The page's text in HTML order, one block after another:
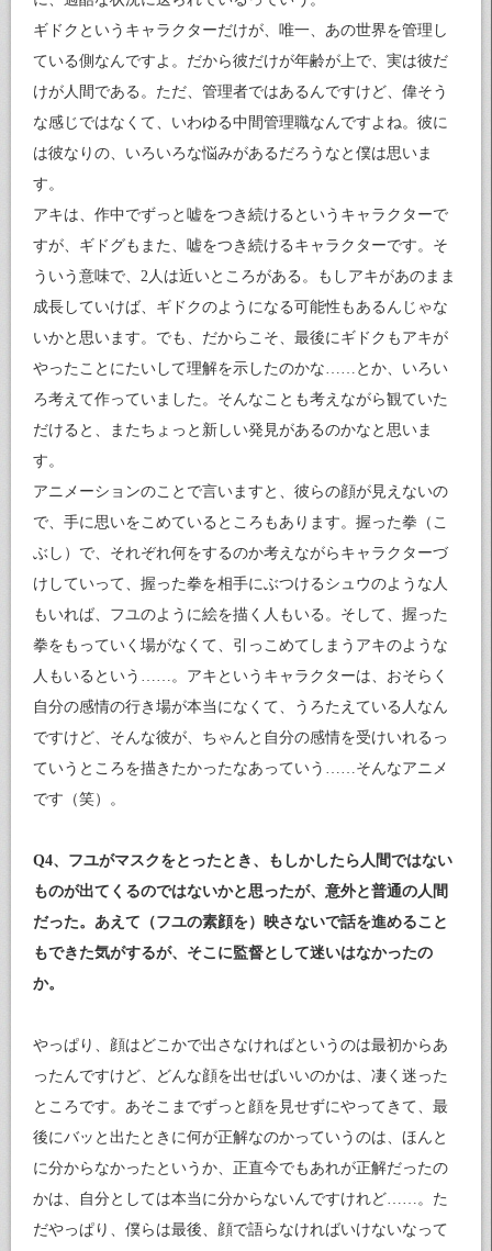
ギドクというキャラクターだけが、唯一、あの世界を管理し
ている側なんですよ。だから彼だけが年齢が上で、実は彼だ
けが人間である。ただ、管理者ではあるんですけど、偉そう
な感じではなくて、いわゆる中間管理職なんですよね。彼に
は彼なりの、いろいろな悩みがあるだろうなと僕は思いま
す。
アキは、作中でずっと嘘をつき続けるというキャラクターで
すが、ギドグもまた、嘘をつき続けるキャラクターです。そ
ういう意味で、2人は近いところがある。もしアキがあのまま
成長していけば、ギドクのようになる可能性もあるんじゃな
いかと思います。でも、だからこそ、最後にギドクもアキが
やったことにたいして理解を示したのかな……とか、いろい
ろ考えて作っていました。そんなことも考えながら観ていた
だけると、またちょっと新しい発見があるのかなと思いま
す。
アニメーションのことで言いますと、彼らの顔が見えないの
で、手に思いをこめているところもあります。握った拳（こ
ぶし）で、それぞれ何をするのか考えながらキャラクターづ
けしていって、握った拳を相手にぶつけるシュウのような人
もいれば、フユのように絵を描く人もいる。そして、握った
拳をもっていく場がなくて、引っこめてしまうアキのような
人もいるという……。アキというキャラクターは、おそらく
自分の感情の行き場が本当になくて、うろたえている人なん
ですけど、そんな彼が、ちゃんと自分の感情を受けいれるっ
ていうところを描きたかったなあっていう……そんなアニメ
です（笑）。
Q4、フユがマスクをとったとき、もしかしたら人間ではない
ものが出てくるのではないかと思ったが、意外と普通の人間
だった。あえて（フユの素顔を）映さないで話を進めること
もできた気がするが、そこに監督として迷いはなかったの
か。
やっぱり、顔はどこかで出さなければというのは最初からあ
ったんですけど、どんな顔を出せばいいのかは、凄く迷った
ところです。あそこまでずっと顔を見せずにやってきて、最
後にバッと出たときに何が正解なのかっていうのは、ほんと
に分からなかったというか、正直今でもあれが正解だったの
かは、自分としては本当に分からないんですけれど……。た
だやっぱり、僕らは最後、顔で語らなければいけないなって